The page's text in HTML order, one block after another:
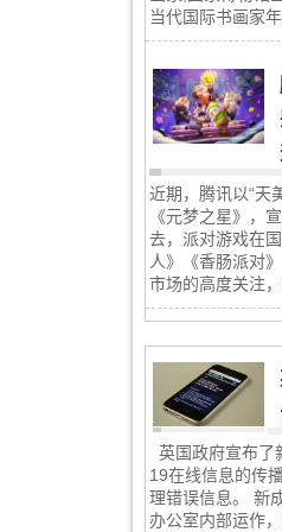
当代国际书画家
近期，腾讯以“天
《元梦之星》，
去，派对游戏在
人》《香肠派对
市场的高度关注，
英国政府宣布了
19在线信息的传
理错误信息。 新
办公室内部运作